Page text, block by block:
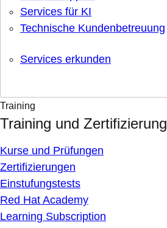
Services für KI
Technische Kundenbetreuung
Services erkunden
Training
Training und Zertifizierung
Kurse und Prüfungen
Zertifizierungen
Einstufungstests
Red Hat Academy
Learning Subscription